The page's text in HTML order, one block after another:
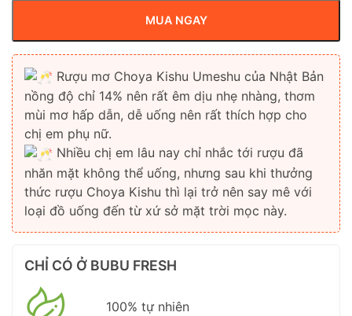
MUA NGAY
Rượu mơ Choya Kishu Umeshu của Nhật Bản
nồng độ chỉ 14% nên rất êm dịu nhẹ nhàng, thơm
mùi mơ hấp dẫn, dễ uống nên rất thích hợp cho
chị em phụ nữ.
Nhiều chị em lâu nay chỉ nhắc tới rượu đã
nhăn mặt không thể uống, nhưng sau khi thưởng
thức rượu Choya Kishu thì lại trở nên say mê với
loại đồ uống đến từ xứ sở mặt trời mọc này.
CHỈ CÓ Ở BUBU FRESH
100% tự nhiên